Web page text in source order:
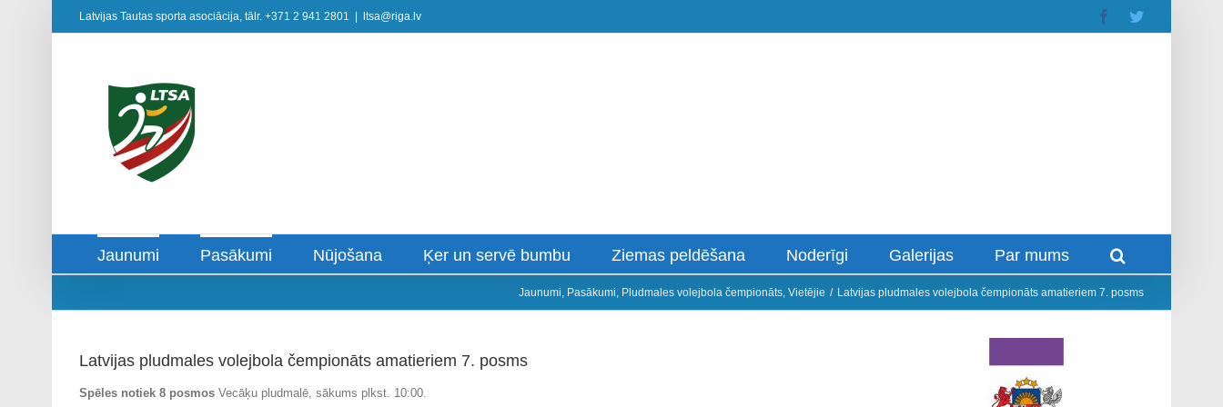
Latvijas Tautas sporta asociācija, tālr. +371 2 941 2801 ltsa@riga.lv Facebook
Jaunumi Pasākumi Nūjošana Ķer un servē bumbu Ziemas peldēšana Noderīgi Galerijas Par mums
Jaunumi, Pasākumi, Pludmales volejbola čempionāts, Vietējie / Latvijas pludmales volejbola čempionāts amatieriem 7. posms
Latvijas pludmales volejbola čempionāts amatieriem 7. posms
Spēles notiek 8 posmos Vecāķu pludmalē, sākums plkst. 10:00.